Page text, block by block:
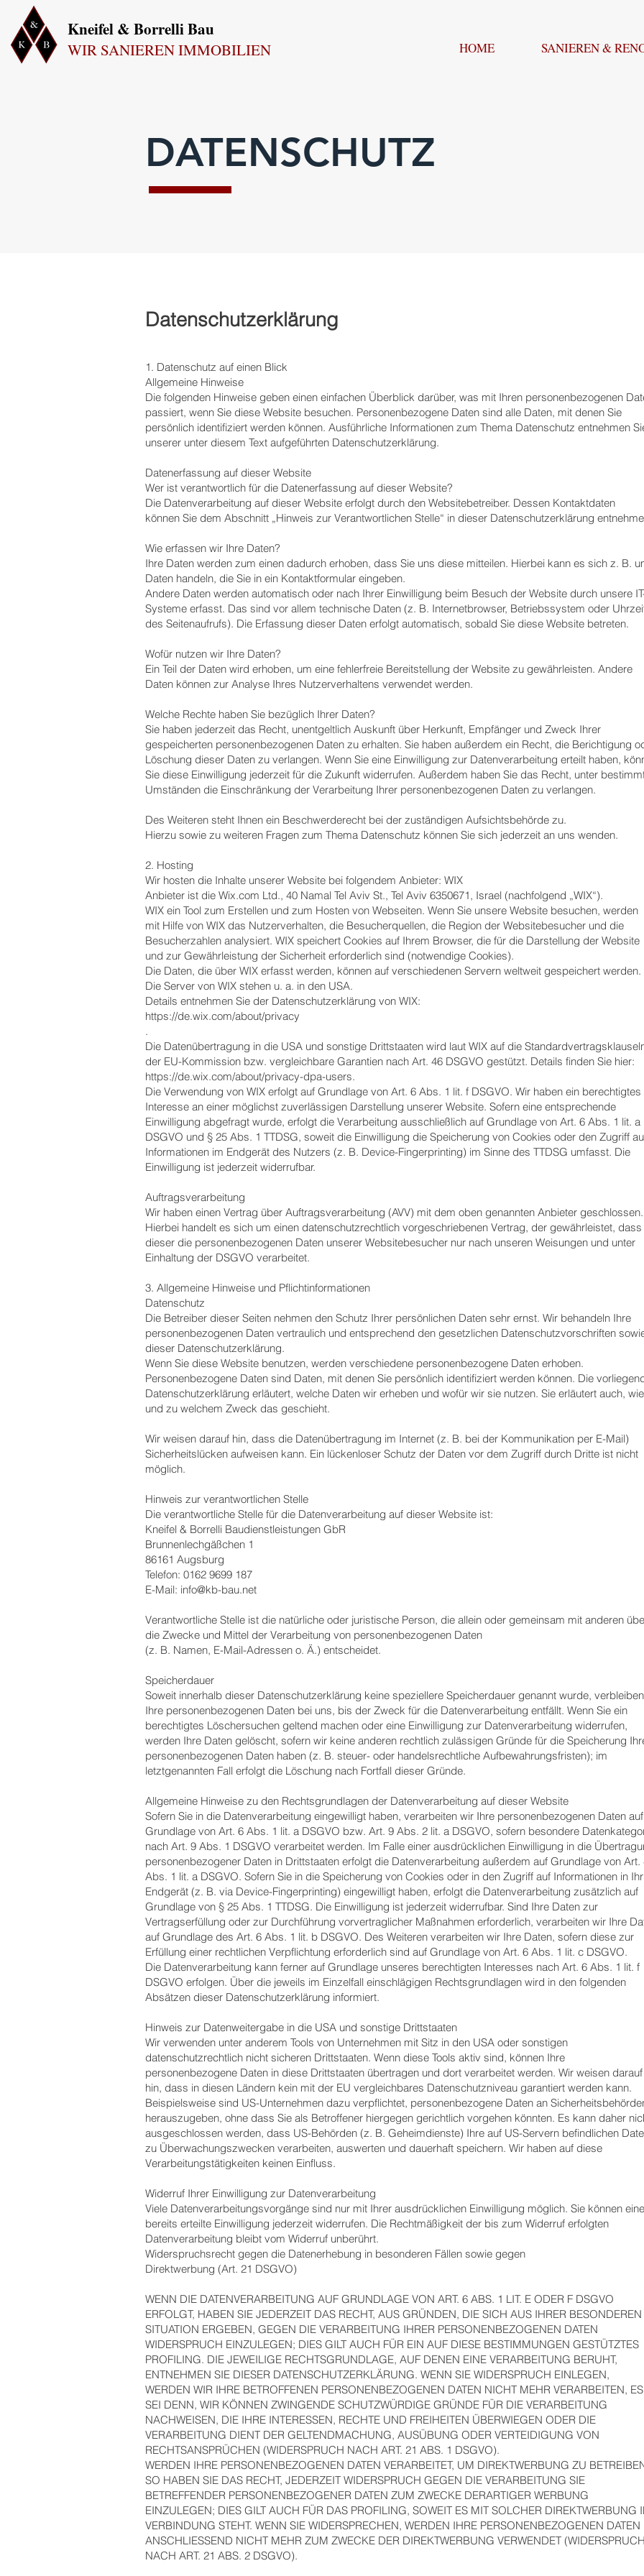
Kneifel & Borrelli Bau
WIR SANIEREN IMMOBILIEN HOME SANIEREN &
DATENSCHUTZ
Datenschutzerklärung
1. Datenschutz auf einen Blick
Allgemeine Hinweise
Die folgenden Hinweise geben einen einfachen Überblick darüber, was mit Ihren personenbezogenen
passiert, wenn Sie diese Website besuchen. Personenbezogene Daten sind alle Daten, mit denen Sie
persönlich identifiziert werden können. Ausführliche Informationen zum Thema Datenschutz entnehmen
unserer unter diesem Text aufgeführten Datenschutzerklärung.
Datenerfassung auf dieser Website
Wer ist verantwortlich für die Datenerfassung auf dieser Website?
Die Datenverarbeitung auf dieser Website erfolgt durch den Websitebetreiber. Dessen Kontaktdaten
können Sie dem Abschnitt „Hinweis zur Verantwortlichen Stelle“ in dieser Datenschutzerklärung
Wie erfassen wir Ihre Daten?
Ihre Daten werden zum einen dadurch erhoben, dass Sie uns diese mitteilen. Hierbei kann es sich z. B.
Daten handeln, die Sie in ein Kontaktformular eingeben.
Andere Daten werden automatisch oder nach Ihrer Einwilligung beim Besuch der Website durch unsere
Systeme erfasst. Das sind vor allem technische Daten (z. B. Internetbrowser, Betriebssystem oder
des Seitenaufrufs). Die Erfassung dieser Daten erfolgt automatisch, sobald Sie diese Website betreten.
Wofür nutzen wir Ihre Daten?
Ein Teil der Daten wird erhoben, um eine fehlerfreie Bereitstellung der Website zu gewährleisten. Andere
Daten können zur Analyse Ihres Nutzerverhaltens verwendet werden.
Welche Rechte haben Sie bezüglich Ihrer Daten?
Sie haben jederzeit das Recht, unentgeltlich Auskunft über Herkunft, Empfänger und Zweck Ihrer
gespeicherten personenbezogenen Daten zu erhalten. Sie haben außerdem ein Recht, die Berichtigung
Löschung dieser Daten zu verlangen. Wenn Sie eine Einwilligung zur Datenverarbeitung erteilt haben,
Sie diese Einwilligung jederzeit für die Zukunft widerrufen. Außerdem haben Sie das Recht, unter
Umständen die Einschränkung der Verarbeitung Ihrer personenbezogenen Daten zu verlangen.
Des Weiteren steht Ihnen ein Beschwerderecht bei der zuständigen Aufsichtsbehörde zu.
Hierzu sowie zu weiteren Fragen zum Thema Datenschutz können Sie sich jederzeit an uns wenden.
2. Hosting
Wir hosten die Inhalte unserer Website bei folgendem Anbieter: WIX
Anbieter ist die Wix.com Ltd., 40 Namal Tel Aviv St., Tel Aviv 6350671, Israel (nachfolgend „WIX“).
WIX ein Tool zum Erstellen und zum Hosten von Webseiten. Wenn Sie unsere Website besuchen, werden
mit Hilfe von WIX das Nutzerverhalten, die Besucherquellen, die Region der Websitebesucher und die
Besucherzahlen analysiert. WIX speichert Cookies auf Ihrem Browser, die für die Darstellung der Website
und zur Gewährleistung der Sicherheit erforderlich sind (notwendige Cookies).
Die Daten, die über WIX erfasst werden, können auf verschiedenen Servern weltweit gespeichert werden.
Die Server von WIX stehen u. a. in den USA.
Details entnehmen Sie der Datenschutzerklärung von WIX:
https://de.wix.com/about/privacy
.
Die Datenübertragung in die USA und sonstige Drittstaaten wird laut WIX auf die
der EU-Kommission bzw. vergleichbare Garantien nach Art. 46 DSGVO gestützt. Details finden Sie hier:
https://de.wix.com/about/privacy-dpa-users.
Die Verwendung von WIX erfolgt auf Grundlage von Art. 6 Abs. 1 lit. f DSGVO. Wir haben ein berechtigtes
Interesse an einer möglichst zuverlässigen Darstellung unserer Website. Sofern eine entsprechende
Einwilligung abgefragt wurde, erfolgt die Verarbeitung ausschließlich auf Grundlage von Art. 6 Abs. 1 lit. a
DSGVO und § 25 Abs. 1 TTDSG, soweit die Einwilligung die Speicherung von Cookies oder den Zugriff
Informationen im Endgerät des Nutzers (z. B. Device-Fingerprinting) im Sinne des TTDSG umfasst. Die
Einwilligung ist jederzeit widerrufbar.
Auftragsverarbeitung
Wir haben einen Vertrag über Auftragsverarbeitung (AVV) mit dem oben genannten Anbieter geschlossen.
Hierbei handelt es sich um einen datenschutzrechtlich vorgeschriebenen Vertrag, der gewährleistet, dass
dieser die personenbezogenen Daten unserer Websitebesucher nur nach unseren Weisungen und unter
Einhaltung der DSGVO verarbeitet.
3. Allgemeine Hinweise und Pflichtinformationen
Datenschutz
Die Betreiber dieser Seiten nehmen den Schutz Ihrer persönlichen Daten sehr ernst. Wir behandeln Ihre
personenbezogenen Daten vertraulich und entsprechend den gesetzlichen Datenschutzvorschriften
dieser Datenschutzerklärung.
Wenn Sie diese Website benutzen, werden verschiedene personenbezogene Daten erhoben.
Personenbezogene Daten sind Daten, mit denen Sie persönlich identifiziert werden können. Die
Datenschutzerklärung erläutert, welche Daten wir erheben und wofür wir sie nutzen. Sie erläutert auch, wie
und zu welchem Zweck das geschieht.
Wir weisen darauf hin, dass die Datenübertragung im Internet (z. B. bei der Kommunikation per E-Mail)
Sicherheitslücken aufweisen kann. Ein lückenloser Schutz der Daten vor dem Zugriff durch Dritte ist nicht
möglich.
Hinweis zur verantwortlichen Stelle
Die verantwortliche Stelle für die Datenverarbeitung auf dieser Website ist:
Kneifel & Borrelli Baudienstleistungen GbR
Brunnenlechgäßchen 1
86161 Augsburg
Telefon: 0162 9699 187
E-Mail: info@kb-bau.net
Verantwortliche Stelle ist die natürliche oder juristische Person, die allein oder gemeinsam mit anderen
die Zwecke und Mittel der Verarbeitung von personenbezogenen Daten
(z. B. Namen, E-Mail-Adressen o. Ä.) entscheidet.
Speicherdauer
Soweit innerhalb dieser Datenschutzerklärung keine speziellere Speicherdauer genannt wurde, verbleiben
Ihre personenbezogenen Daten bei uns, bis der Zweck für die Datenverarbeitung entfällt. Wenn Sie ein
berechtigtes Löschersuchen geltend machen oder eine Einwilligung zur Datenverarbeitung widerrufen,
werden Ihre Daten gelöscht, sofern wir keine anderen rechtlich zulässigen Gründe für die Speicherung
personenbezogenen Daten haben (z. B. steuer- oder handelsrechtliche Aufbewahrungsfristen); im
letztgenannten Fall erfolgt die Löschung nach Fortfall dieser Gründe.
Allgemeine Hinweise zu den Rechtsgrundlagen der Datenverarbeitung auf dieser Website
Sofern Sie in die Datenverarbeitung eingewilligt haben, verarbeiten wir Ihre personenbezogenen Daten auf
Grundlage von Art. 6 Abs. 1 lit. a DSGVO bzw. Art. 9 Abs. 2 lit. a DSGVO, sofern besondere
nach Art. 9 Abs. 1 DSGVO verarbeitet werden. Im Falle einer ausdrücklichen Einwilligung in die
personenbezogener Daten in Drittstaaten erfolgt die Datenverarbeitung außerdem auf Grundlage von Art.
Abs. 1 lit. a DSGVO. Sofern Sie in die Speicherung von Cookies oder in den Zugriff auf Informationen in Ihr
Endgerät (z. B. via Device-Fingerprinting) eingewilligt haben, erfolgt die Datenverarbeitung zusätzlich auf
Grundlage von § 25 Abs. 1 TTDSG. Die Einwilligung ist jederzeit widerrufbar. Sind Ihre Daten zur
Vertragserfüllung oder zur Durchführung vorvertraglicher Maßnahmen erforderlich, verarbeiten wir Ihre
auf Grundlage des Art. 6 Abs. 1 lit. b DSGVO. Des Weiteren verarbeiten wir Ihre Daten, sofern diese zur
Erfüllung einer rechtlichen Verpflichtung erforderlich sind auf Grundlage von Art. 6 Abs. 1 lit. c DSGVO.
Die Datenverarbeitung kann ferner auf Grundlage unseres berechtigten Interesses nach Art. 6 Abs. 1 lit. f
DSGVO erfolgen. Über die jeweils im Einzelfall einschlägigen Rechtsgrundlagen wird in den folgenden
Absätzen dieser Datenschutzerklärung informiert.
Hinweis zur Datenweitergabe in die USA und sonstige Drittstaaten
Wir verwenden unter anderem Tools von Unternehmen mit Sitz in den USA oder sonstigen
datenschutzrechtlich nicht sicheren Drittstaaten. Wenn diese Tools aktiv sind, können Ihre
personenbezogene Daten in diese Drittstaaten übertragen und dort verarbeitet werden. Wir weisen darauf
hin, dass in diesen Ländern kein mit der EU vergleichbares Datenschutzniveau garantiert werden kann.
Beispielsweise sind US-Unternehmen dazu verpflichtet, personenbezogene Daten an
herauszugeben, ohne dass Sie als Betroffener hiergegen gerichtlich vorgehen könnten. Es kann daher
ausgeschlossen werden, dass US-Behörden (z. B. Geheimdienste) Ihre auf US-Servern befindlichen
zu Überwachungszwecken verarbeiten, auswerten und dauerhaft speichern. Wir haben auf diese
Verarbeitungstätigkeiten keinen Einfluss.
Widerruf Ihrer Einwilligung zur Datenverarbeitung
Viele Datenverarbeitungsvorgänge sind nur mit Ihrer ausdrücklichen Einwilligung möglich. Sie können eine
bereits erteilte Einwilligung jederzeit widerrufen. Die Rechtmäßigkeit der bis zum Widerruf erfolgten
Datenverarbeitung bleibt vom Widerruf unberührt.
Widerspruchsrecht gegen die Datenerhebung in besonderen Fällen sowie gegen
Direktwerbung (Art. 21 DSGVO)
WENN DIE DATENVERARBEITUNG AUF GRUNDLAGE VON ART. 6 ABS. 1 LIT. E ODER F DSGVO
ERFOLGT, HABEN SIE JEDERZEIT DAS RECHT, AUS GRÜNDEN, DIE SICH AUS IHRER BESONDEREN
SITUATION ERGEBEN, GEGEN DIE VERARBEITUNG IHRER PERSONENBEZOGENEN DATEN
WIDERSPRUCH EINZULEGEN; DIES GILT AUCH FÜR EIN AUF DIESE BESTIMMUNGEN GESTÜTZTES
PROFILING. DIE JEWEILIGE RECHTSGRUNDLAGE, AUF DENEN EINE VERARBEITUNG BERUHT,
ENTNEHMEN SIE DIESER DATENSCHUTZERKLÄRUNG. WENN SIE WIDERSPRUCH EINLEGEN,
WERDEN WIR IHRE BETROFFENEN PERSONENBEZOGENEN DATEN NICHT MEHR VERARBEITEN, ES
SEI DENN, WIR KÖNNEN ZWINGENDE SCHUTZWÜRDIGE GRÜNDE FÜR DIE VERARBEITUNG
NACHWEISEN, DIE IHRE INTERESSEN, RECHTE UND FREIHEITEN ÜBERWIEGEN ODER DIE
VERARBEITUNG DIENT DER GELTENDMACHUNG, AUSÜBUNG ODER VERTEIDIGUNG VON
RECHTSANSPRÜCHEN (WIDERSPRUCH NACH ART. 21 ABS. 1 DSGVO).
WERDEN IHRE PERSONENBEZOGENEN DATEN VERARBEITET, UM DIREKTWERBUNG ZU
SO HABEN SIE DAS RECHT, JEDERZEIT WIDERSPRUCH GEGEN DIE VERARBEITUNG SIE
BETREFFENDER PERSONENBEZOGENER DATEN ZUM ZWECKE DERARTIGER WERBUNG
EINZULEGEN; DIES GILT AUCH FÜR DAS PROFILING, SOWEIT ES MIT SOLCHER DIREKTWERBUNG
VERBINDUNG STEHT. WENN SIE WIDERSPRECHEN, WERDEN IHRE PERSONENBEZOGENEN DATEN
ANSCHLIESSEND NICHT MEHR ZUM ZWECKE DER DIREKTWERBUNG VERWENDET
NACH ART. 21 ABS. 2 DSGVO).